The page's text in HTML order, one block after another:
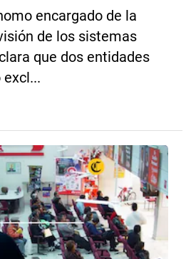
encargado de la
de los sistemas
que dos entidades